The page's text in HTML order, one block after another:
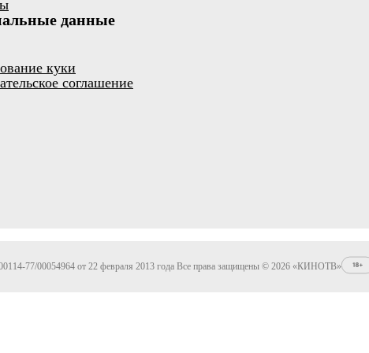
данные
куки
соглашение
77/00054964 от 22 февраля 2013 года Все права защищены © 2026 «КИНОТВ»